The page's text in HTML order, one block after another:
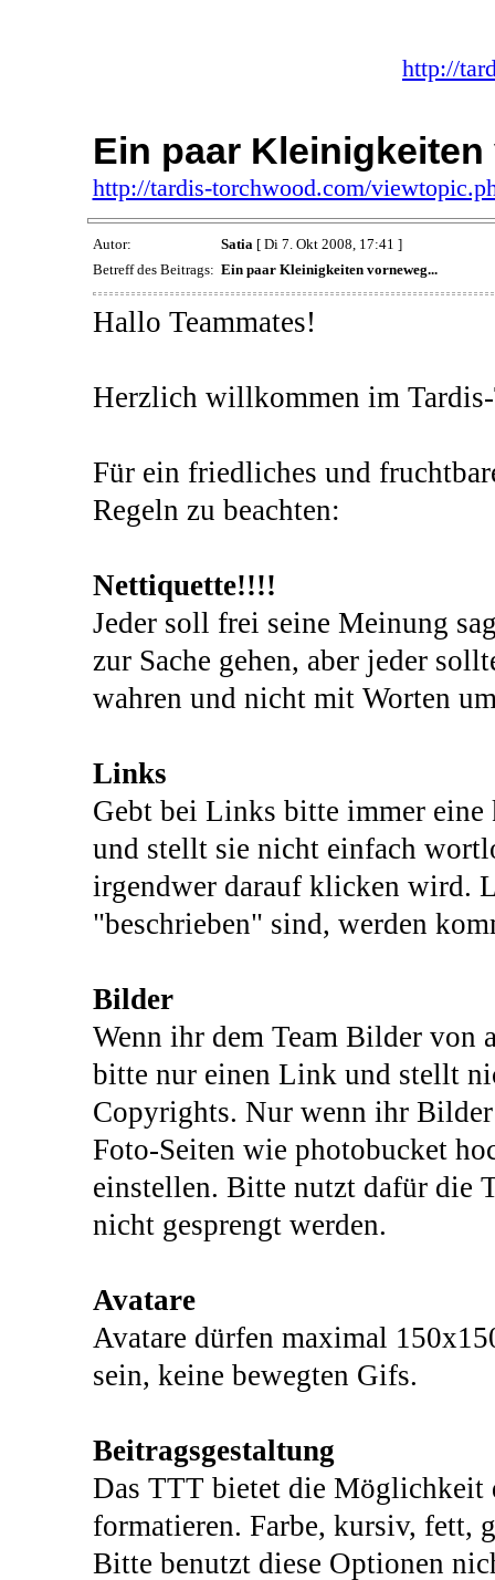
http://
Ein paar Kleinigkeiten
http://tardis-torchwood.com/
Autor: Satia[ Di 7. Okt 2008, 17:41 ]
Betreff des Beitrags: Ein paar Kleinigkeiten vorneweg...
Hallo Teammates!
Herzlich willkommen im
Für ein friedliches und
Regeln zu beachten:
Nettiquette!!!!
Jeder soll frei seine Meinung
zur Sache gehen, aber jeder
wahren und nicht mit Worten
Links
Gebt bei Links bitte immer
und stellt sie nicht einfach
irgendwer darauf klicken wird.
"beschrieben" sind, werden
Bilder
Wenn ihr dem Team Bilder von
bitte nur einen Link und stellt
Copyrights. Nur wenn ihr Bilder
Foto-Seiten wie photobucket
einstellen. Bitte nutzt dafür die
nicht gesprengt werden.
Avatare
Avatare dürfen maximal
sein, keine bewegten Gifs.
Beitragsgestaltung
Das TTT bietet die Möglichkeit
formatieren. Farbe, kursiv, fett,
Bitte benutzt diese Optionen